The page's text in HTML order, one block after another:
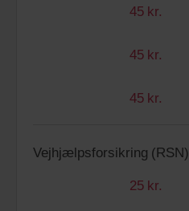
45 kr.
45 kr.
45 kr.
Vejhjælpsforsikring (RSN)
25 kr.